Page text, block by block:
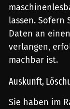
lassen. Sofern
Daten an
verlangen,
machbar ist.
Auskunft,
Sie haben im